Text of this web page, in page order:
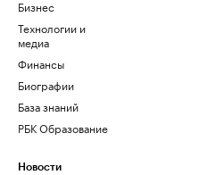
Бизнес
Технологии и
медиа
Финансы
Биографии
База знаний
РБК Образование
Новости